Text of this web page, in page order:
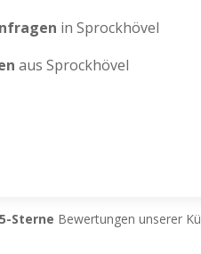
in Sprockhövel
aus Sprockhövel
5-Sterne Bewertungen unserer